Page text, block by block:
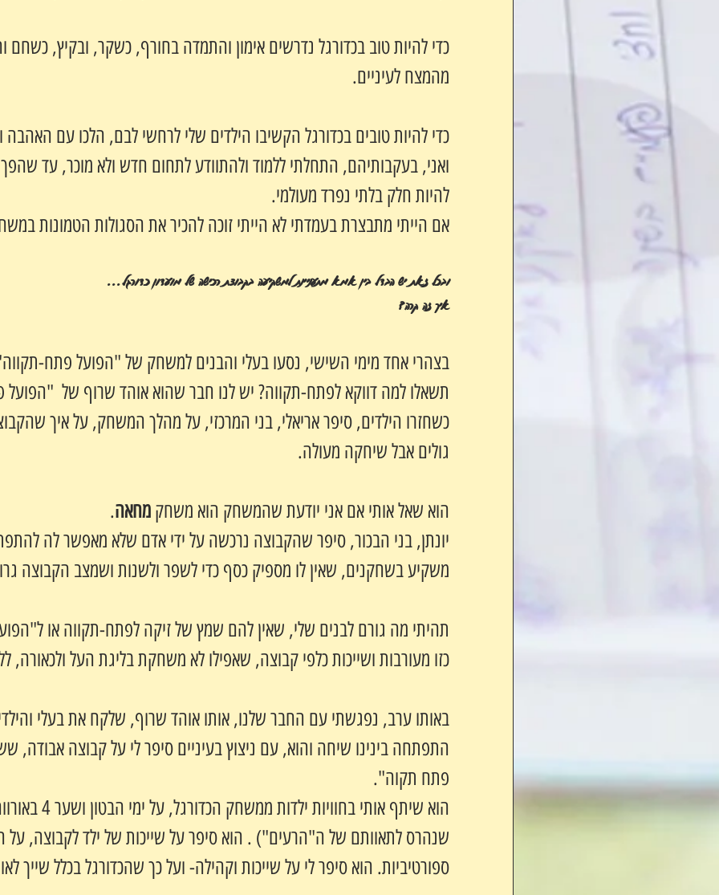
כדי להיות טוב בכדורגל נדרשים אימון והתמדה בחורף, כשקר, ובקיץ, כשחם
מהמצח לעיניים.
כדי להיות טובים בכדורגל הקשיבו הילדים שלי לרחשי לבם, הלכו עם האהבה
ואני, בעקבותיהם, התחלתי ללמוד ולהתוודע לתחום חדש ולא מוכר, עד
להיות חלק בלתי נפרד מעולמי.
אם הייתי מתבצרת בעמדתי לא הייתי זוכה להכיר את הסגולות הטמונות
ובכל זאת יש הבדל בין אמא מתעניינת למשקיעה בקבוצת רכישה של מועדון כדורגל...
איך זה קרה?
בצהרי אחד מימי השישי, נסעו בעלי והבנים למשחק של "הפועל פתח-
תשאלו למה דווקא לפתח-תקווה? יש לנו חבר שהוא אוהד שרוף של
כשחזרו הילדים, סיפר אריאלי, בני המרכזי, על מהלך המשחק, על איך
גולים אבל שיחקה מעולה.
הוא שאל אותי אם אני יודעת שהמשחק הוא משחק מחאה.
יונתן, בני הבכור, סיפר שהקבוצה נרכשה על ידי אדם שלא מאפשר לה
משקיע בשחקנים, שאין לו מספיק כסף כדי לשפר ולשנות ושמצב הקבוצה
תהיתי מה גורם לבנים שלי, שאין להם שמץ של זיקה לפתח-תקווה או
כזו מעורבות ושייכות כלפי קבוצה, שאפילו לא משחקת בליגת העל ולכאורה,
באותו ערב, נפגשתי עם החבר שלנו, אותו אוהד שרוף, שלקח את בעלי
התפתחה בינינו שיחה והוא, עם ניצוץ בעיניים סיפר לי על קבוצה
פתח תקוה".
הוא שיתף אותי בחוויות
שנהרס לתאוותם של ה"הרעים") . הוא סיפר על שייכות של ילד לקבוצה,
ספורטיביות. הוא סיפר לי על שייכות וקהילה- ועל כך שהכדורגל בכלל שייך